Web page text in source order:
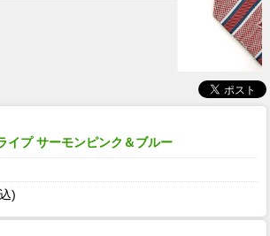
イプ サーモンピンク＆ブルー
)